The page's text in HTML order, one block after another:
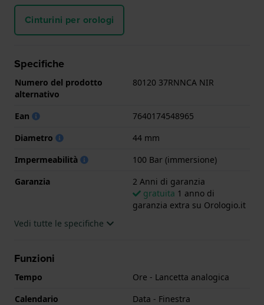
Cinturini per orologi
Specifiche
Numero del prodotto
alternativo
80120 37RNNCA NIR
Ean
7640174548965
Diametro
44 mm
Impermeabilità
100 Bar (immersione)
Garanzia
2 Anni di garanzia
gratuita 1 anno di
garanzia extra su Orologio.it
Vedi tutte le specifiche
Funzioni
Tempo
Ore - Lancetta analogica
Calendario
Data - Finestra